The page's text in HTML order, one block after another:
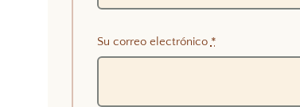
Su correo electrónico *